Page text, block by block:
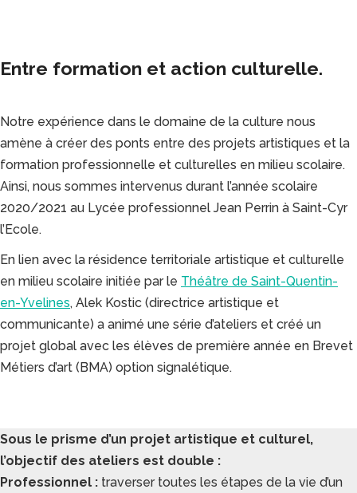
Entre formation et action culturelle.
Notre expérience dans le domaine de la culture nous
amène à créer des ponts entre des projets artistiques et la
formation professionnelle et culturelles en milieu scolaire.
Ainsi, nous sommes intervenus durant l’année scolaire
2020/2021 au Lycée professionnel Jean Perrin à Saint-Cyr
l’Ecole.
En lien avec la résidence territoriale artistique et culturelle
en milieu scolaire initiée par le Théâtre de Saint-Quentin-
en-Yvelines, Alek Kostic (directrice artistique et
communicante) a animé une série d’ateliers et créé un
projet global avec les élèves de première année en Brevet
Métiers d’art (BMA) option signalétique.
Sous le prisme d’un projet artistique et culturel,
l’objectif des ateliers est double :
Professionnel : traverser toutes les étapes de la vie d’un